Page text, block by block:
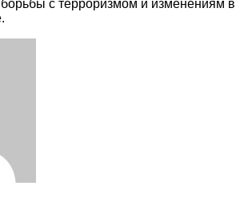
с терроризмом и изменениям в